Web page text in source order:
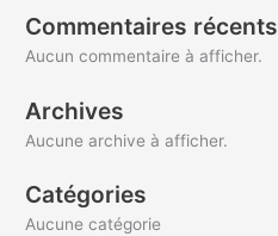
Commentaires récents
Aucun commentaire à afficher.
Archives
Aucune archive à afficher.
Catégories
Aucune catégorie